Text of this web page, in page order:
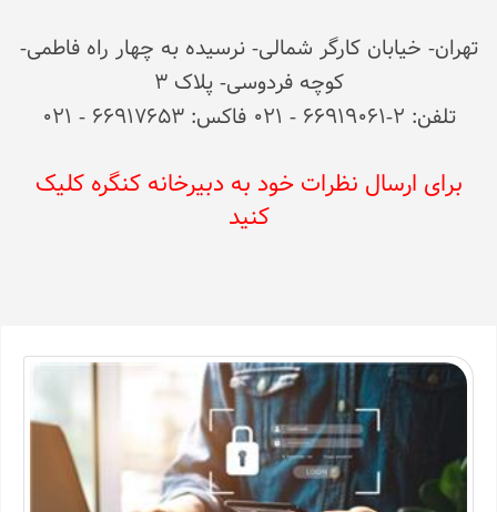
تهران- خیابان کارگر شمالی- نرسیده به چهار راه فاطمی-
کوچه فردوسی- پلاک 3
تلفن: 2-66919061 - 021 فاكس: 66917653 - 021
برای ارسال نظرات خود به دبیرخانه کنگره کلیک
کنید